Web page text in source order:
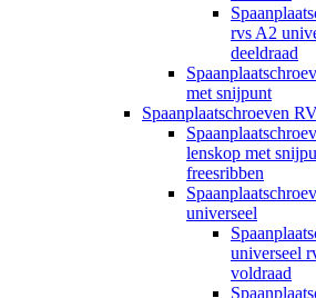
rvs A2
deeldraad
met snijpunt
Spaanplaatschroeven
lenskop met
freesribben
universeel
universeel
voldraad